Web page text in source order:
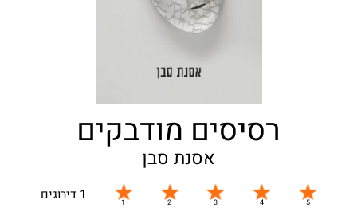
רסיסים מודבקים
אסנת סבן
1 דירוגים